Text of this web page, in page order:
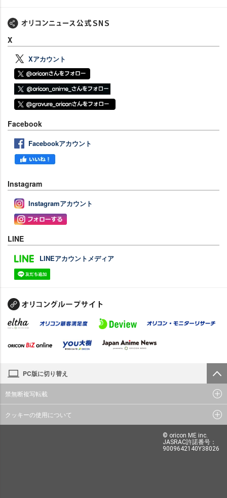
X
Xアカウント
Facebook
Facebookアカウント
Instagram
Instagramアカウント
LINE
LINEアカウントメディア
PC版に切り替え
禁無断複写転載
クッキーの使用について
© oricon ME inc.
JASRAC許諾番号：
9009642140Y38026